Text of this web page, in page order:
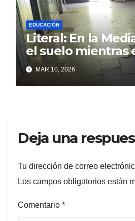
EDUCACIÓN
Literal: En la
el suelo mientras
municipio mira
MAR 10, 2026
Deja una
Tu dirección de correo
Los campos obligatorios están
Comentario *